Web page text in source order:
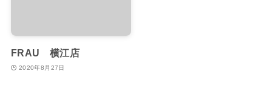
FRAU 横江店
2020年8月27日